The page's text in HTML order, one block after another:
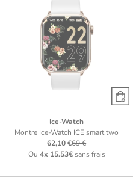
Ice-Watch
Montre Ice-Watch ICE smart two
62,10 €69 €
Ou 4x 15.53€sans frais